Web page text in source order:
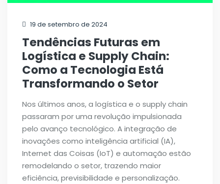
19 de setembro de 2024
Tendências Futuras em
Logística e Supply Chain:
Como a Tecnologia Está
Transformando o Setor
Nos últimos anos, a logística e o supply chain
passaram por uma revolução impulsionada
pelo avanço tecnológico. A integração de
inovações como inteligência artificial (IA),
Internet das Coisas (IoT) e automação estão
remodelando o setor, trazendo maior
eficiência, previsibilidade e personalização.